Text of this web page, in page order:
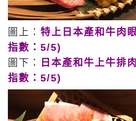
圖上： 特上日本產和牛肉
指數：5/5)
圖下：
日本產和牛上牛排
指數：5/5)